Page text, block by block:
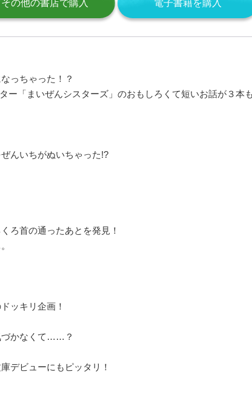
その他の書店で購入 電子書籍を購入
っちゃった！？
ー「まいぜんシスターズ」のおもしろくて短いお話が３本
んいちがぬいちゃった!?
ろ首の通ったあとを発見！
ッキリ企画！
づかなくて……？
デビューにもピッタリ！